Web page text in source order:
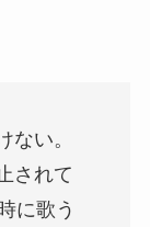
ない。
されて
に歌う